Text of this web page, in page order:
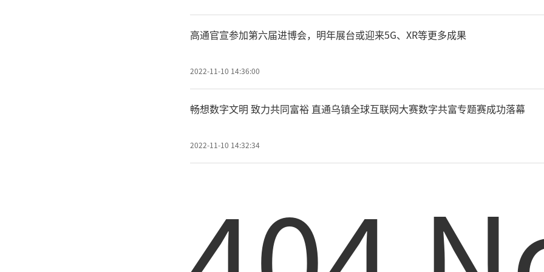
高通官宣参加第六届进博会，明年展台或迎来5G、XR等更多成果
2022-11-10 14:36:00
畅想数字文明 致力共同富裕 直通乌镇全球互联网大赛数字共富专题赛成功落幕
2022-11-10 14:32:34